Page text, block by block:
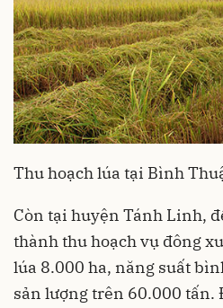
Thu hoạch lúa tại Bình
Còn tại huyện Tánh Linh,
thành thu hoạch vụ đông
lúa 8.000 ha, năng suất
sản lượng trên 60.000 tấn.